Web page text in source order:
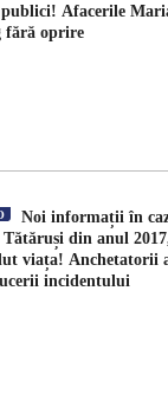
Afacerile
fără oprire
Noi informații în
Tătăruși din anul
viața! Anchetatorii
incidentului